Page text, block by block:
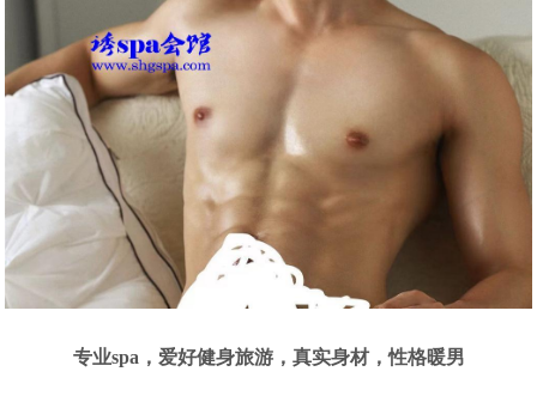
专业spa，爱好健身旅游，真实身材，性格暖男